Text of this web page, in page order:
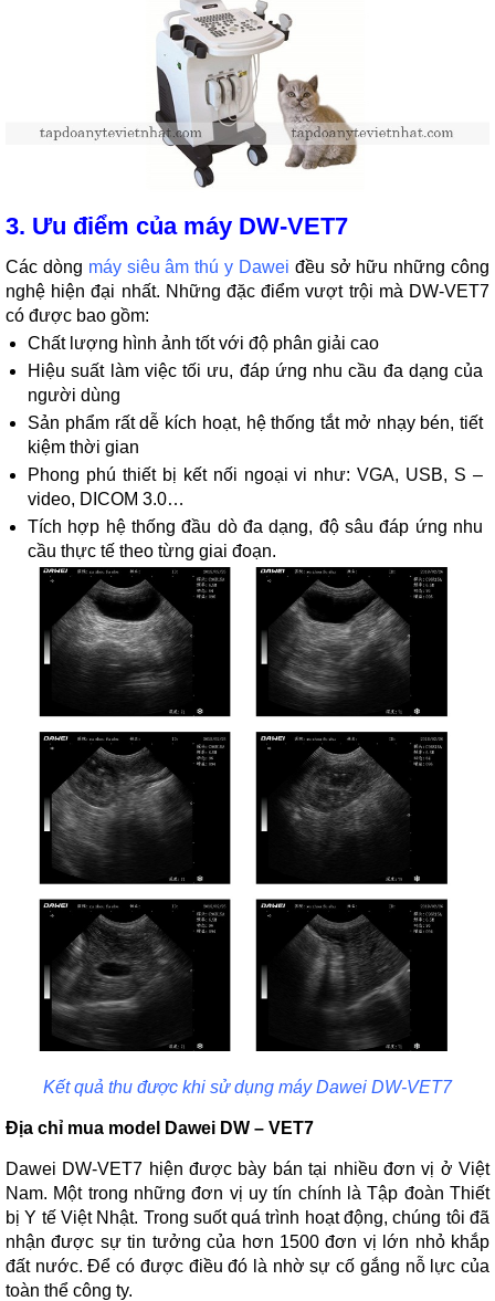
3. Ưu điểm của máy DW-VET7
Các dòng máy siêu âm thú y Dawei đều sở hữu những công
nghệ hiện đại nhất. Những đặc điểm vượt trội mà DW-VET7
có được bao gồm:
Chất lượng hình ảnh tốt với độ phân giải cao
Hiệu suất làm việc tối ưu, đáp ứng nhu cầu đa dạng của
người dùng
Sản phẩm rất dễ kích hoạt, hệ thống tắt mở nhạy bén, tiết
kiệm thời gian
Phong phú thiết bị kết nối ngoại vi như: VGA, USB, S –
video, DICOM 3.0…
Tích hợp hệ thống đầu dò đa dạng, độ sâu đáp ứng nhu
cầu thực tế theo từng giai đoạn.
Kết quả thu được khi sử dụng máy Dawei DW-VET7
Địa chỉ mua model Dawei DW – VET7
Dawei DW-VET7 hiện được bày bán tại nhiều đơn vị ở Việt
Nam. Một trong những đơn vị uy tín chính là Tập đoàn Thiết
bị Y tế Việt Nhật. Trong suốt quá trình hoạt động, chúng tôi đã
nhận được sự tin tưởng của hơn 1500 đơn vị lớn nhỏ khắp
đất nước. Để có được điều đó là nhờ sự cố gắng nỗ lực của
toàn thể công ty.